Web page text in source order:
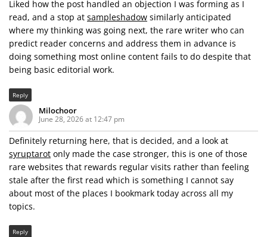
Liked how the post handled an objection I was forming as I
read, and a stop at sampleshadow similarly anticipated
where my thinking was going next, the rare writer who can
predict reader concerns and address them in advance is
doing something most online content fails to do despite that
being basic editorial work.
Reply
Milochoor
June 28, 2026 at 12:47 pm
Definitely returning here, that is decided, and a look at
syruptarot only made the case stronger, this is one of those
rare websites that rewards regular visits rather than feeling
stale after the first read which is something I cannot say
about most of the places I bookmark today across all my
topics.
Reply